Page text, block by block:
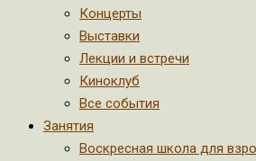
Концерты
Выставки
Лекции и встречи
Киноклуб
Все события
Занятия
Воскресная школа для